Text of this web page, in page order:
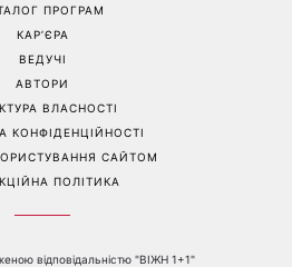
ПРОГРАМ
КАР’ЄРА
ВЕДУЧІ
АВТОРИ
ВЛАСНОСТІ
КОНФІДЕНЦІЙНОСТІ
САЙТОМ
ПОЛІТИКА
відповідальністю "ВІЖН 1+1"